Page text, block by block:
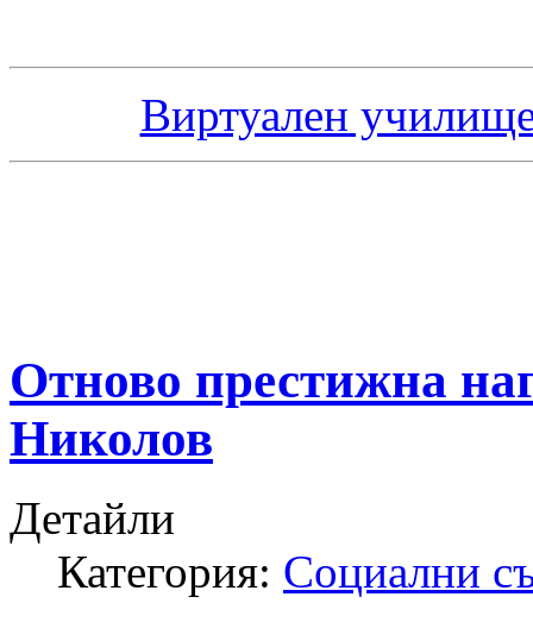
Виртуален
Отново престижна
Николов
Детайли
Категория: Социални